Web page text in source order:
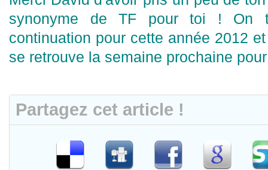
synonyme de TF pour toi ! On
continuation pour cette année 2012
se retrouve la semaine prochaine
Partagez cet article !